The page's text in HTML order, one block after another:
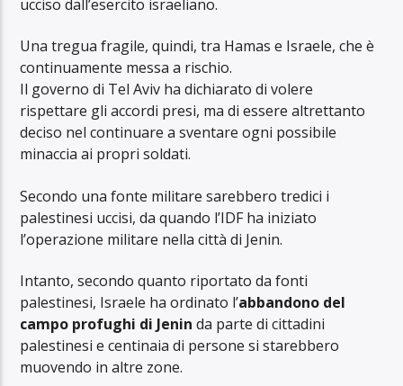
ucciso dall’esercito israeliano.
Una tregua fragile, quindi, tra Hamas e Israele, che è
continuamente messa a rischio.
Il governo di Tel Aviv ha dichiarato di volere
rispettare gli accordi presi, ma di essere altrettanto
deciso nel continuare a sventare ogni possibile
minaccia ai propri soldati.
Secondo una fonte militare sarebbero tredici i
palestinesi uccisi, da quando l’IDF ha iniziato
l’operazione militare nella città di Jenin.
Intanto, secondo quanto riportato da fonti
palestinesi, Israele ha ordinato l’abbandono del
campo profughi di Jenin da parte di cittadini
palestinesi e centinaia di persone si starebbero
muovendo in altre zone.